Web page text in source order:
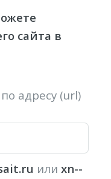
сайта в
адресу (url)
или xn--